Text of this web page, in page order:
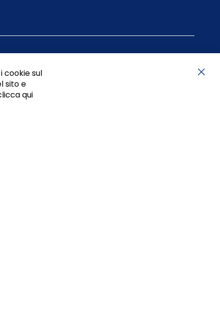
- P.I. 01465221214, iscritta alla C.C.I.A.A.
cookie sul
sito e
qui